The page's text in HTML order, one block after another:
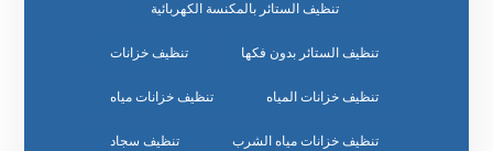
تنظيف الستائر بالمكنسة الكهربائية
تنظيف الستائر بدون فكها تنظيف خزانات
تنظيف خزانات المياه تنظيف خزانات مياه
تنظيف خزانات مياه الشرب تنظيف سجاد